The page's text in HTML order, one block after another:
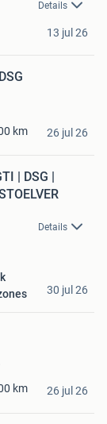
Details
13 jul 26
km 26 jul 26
| DSG |
Details
30 jul 26
km 26 jul 26